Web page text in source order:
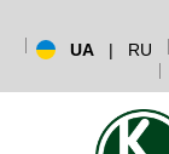
UA
| RU